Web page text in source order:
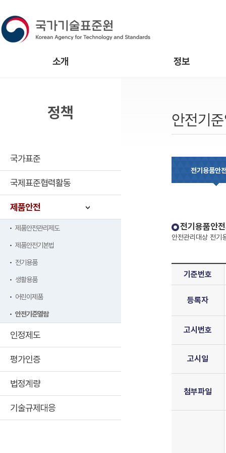
소개 정보
안전기
전기용품안
전기용품안
안전관리대상 전기
기준번호
등록자
고시번호
고시일
첨부파일
정책
국가표준
국제표준협력활동
제품안전
제품안전관리제도
제품안전기본법
전기용품
생활용품
어린이제품
안전기준열람
인정제도
평가인증
법정계량
기술규제대응